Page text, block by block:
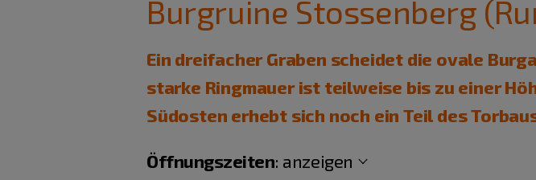
Burgruine Stossenberg
Ein dreifacher Graben scheidet die ovale
starke Ringmauer ist teilweise bis zu einer
Südosten erhebt sich noch ein Teil des
Öffnungszeiten: anzeigen